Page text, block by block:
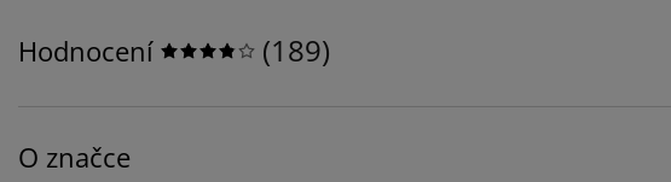
Hodnocení (189)
O značce